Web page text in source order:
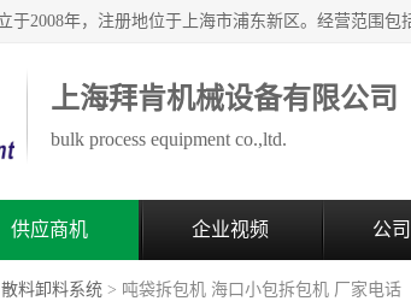
上海拜肯机械设备有限公司
bulk process equipment co.,ltd.
供应商机 企业视频 公
散料卸料系统 > 吨袋拆包机 海口小包拆包机 厂家电话